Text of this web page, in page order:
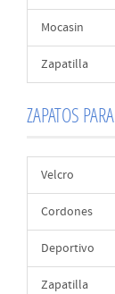
Mocasin
Zapatilla
ZAPATOS
Velcro
Cordones
Deportivo
Zapatilla